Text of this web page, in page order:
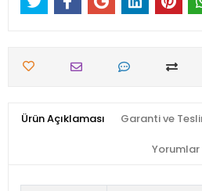
Ürün Açıklaması Garanti ve
Yorumlar